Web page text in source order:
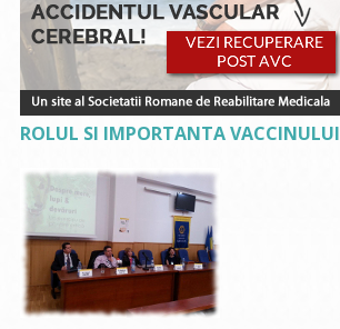
ROLUL SI IMPORTANTA VACCINULUI